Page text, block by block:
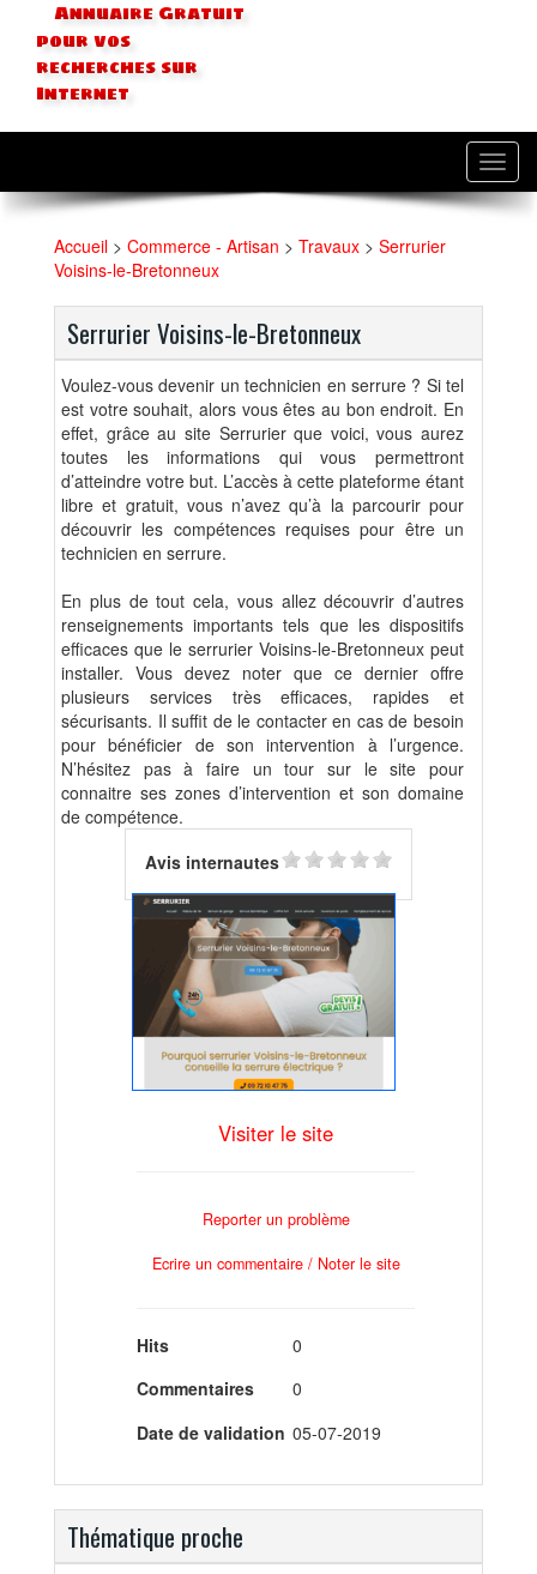
Annuaire Gratuit
pour vos
recherches sur
Internet
Accueil > Commerce - Artisan > Travaux > Serrurier
Voisins-le-Bretonneux
Serrurier Voisins-le-Bretonneux
Voulez-vous devenir un technicien en serrure ? Si tel
est votre souhait, alors vous êtes au bon endroit. En
effet, grâce au site Serrurier que voici, vous aurez
toutes les informations qui vous permettront
d’atteindre votre but. L’accès à cette plateforme étant
libre et gratuit, vous n’avez qu’à la parcourir pour
découvrir les compétences requises pour être un
technicien en serrure.
En plus de tout cela, vous allez découvrir d’autres
renseignements importants tels que les dispositifs
efficaces que le serrurier Voisins-le-Bretonneux peut
installer. Vous devez noter que ce dernier offre
plusieurs services très efficaces, rapides et
sécurisants. Il suffit de le contacter en cas de besoin
pour bénéficier de son intervention à l’urgence.
N’hésitez pas à faire un tour sur le site pour
connaitre ses zones d’intervention et son domaine
de compétence.
Avis internautes
Visiter le site
Reporter un problème
Ecrire un commentaire / Noter le site
Hits
0
Commentaires
0
Date de validation 05-07-2019
Thématique proche